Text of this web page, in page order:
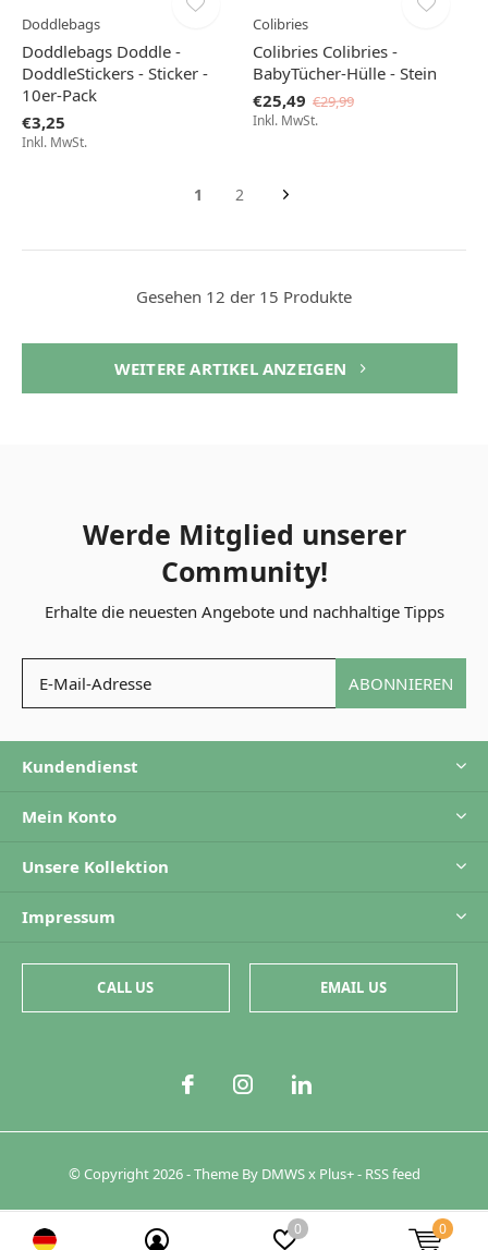
Doddlebags
Doddlebags Doddle -
DoddleStickers - Sticker -
10er-Pack
€3,25
Inkl. MwSt.
Colibries
Colibries Colibries -
BabyTücher-Hülle - Stein
€25,49 €29,99
Inkl. MwSt.
1 2
Gesehen 12 der 15 Produkte
WEITERE ARTIKEL ANZEIGEN
Werde Mitglied unserer
Community!
Erhalte die neuesten Angebote und nachhaltige Tipps
ABONNIEREN
Kundendienst
Mein Konto
Unsere Kollektion
Impressum
CALL US EMAIL US
© Copyright 2026- Theme By DMWSx Plus+- RSS feed
0 0